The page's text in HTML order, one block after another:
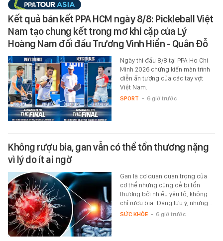
Kết quả bán kết PPA HCM ngày 8/8: Pickleball Việt
Nam tạo chung kết trong mơ khi cặp của Lý
Hoàng Nam đối đầu Trương Vinh Hiển - Quân Đỗ
Ngày thi đấu 8/8 tại PPA Ho Chi
Minh 2026 chứng kiến màn trình
diễn ấn tượng của các tay vợt
Việt Nam.
SPORT - 6 giờ trước
Không rượu bia, gan vẫn có thể tổn thương nặng
vì lý do ít ai ngờ
Gan là cơ quan quan trọng của
cơ thể nhưng cũng dễ bị tổn
thương bởi nhiều yếu tố, không
chỉ rượu bia. Đáng lưu ý, những…
SỨC KHỎE - 6 giờ trước